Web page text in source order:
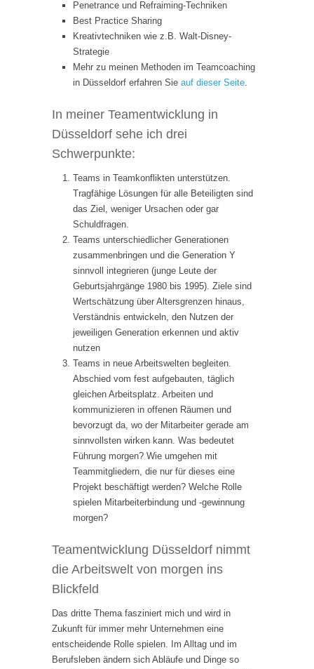
Penetrance und Refraiming-Techniken
Best Practice Sharing
Kreativtechniken wie z.B. Walt-Disney-
Strategie
Mehr zu meinen Methoden im Teamcoaching
in Düsseldorf erfahren Sie auf dieser Seite.
In meiner Teamentwicklung in
Düsseldorf sehe ich drei
Schwerpunkte:
Teams in Teamkonflikten unterstützen.
Tragfähige Lösungen für alle Beteiligten sind
das Ziel, weniger Ursachen oder gar
Schuldfragen.
Teams unterschiedlicher Generationen
zusammenbringen und die Generation Y
sinnvoll integrieren (junge Leute der
Geburtsjahrgänge 1980 bis 1995). Ziele sind
Wertschätzung über Altersgrenzen hinaus,
Verständnis entwickeln, den Nutzen der
jeweiligen Generation erkennen und aktiv
nutzen
Teams in neue Arbeitswelten begleiten.
Abschied vom fest aufgebauten, täglich
gleichen Arbeitsplatz. Arbeiten und
kommunizieren in offenen Räumen und
bevorzugt da, wo der Mitarbeiter gerade am
sinnvollsten wirken kann. Was bedeutet
Führung morgen? Wie umgehen mit
Teammitgliedern, die nur für dieses eine
Projekt beschäftigt werden? Welche Rolle
spielen Mitarbeiterbindung und -gewinnung
morgen?
Teamentwicklung Düsseldorf nimmt
die Arbeitswelt von morgen ins
Blickfeld
Das dritte Thema fasziniert mich und wird in
Zukunft für immer mehr Unternehmen eine
entscheidende Rolle spielen. Im Alltag und im
Berufsleben ändern sich Abläufe und Dinge so